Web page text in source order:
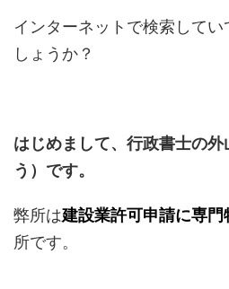
インターネットで検索して
しょうか？
はじめまして、行政書士の
う）です。
弊所は建設業許可申請に専門
所です。